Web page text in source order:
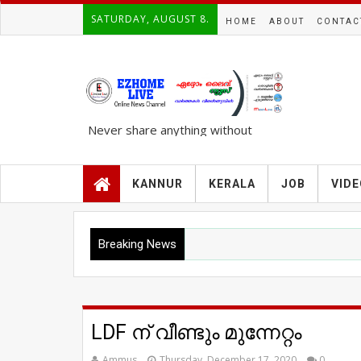
SATURDAY, AUGUST 8. HOME ABOUT
Never share anything without
KANNUR KERALA JOB
Breaking News
LDF ന് വീണ്ടും മുന്നേറ്റം